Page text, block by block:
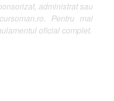
administrat sau
Pentru mai
oficial complet.